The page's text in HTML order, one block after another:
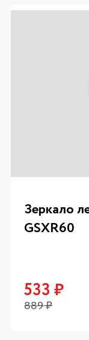
Зеркало
GSXR60
533 ₽
889₽